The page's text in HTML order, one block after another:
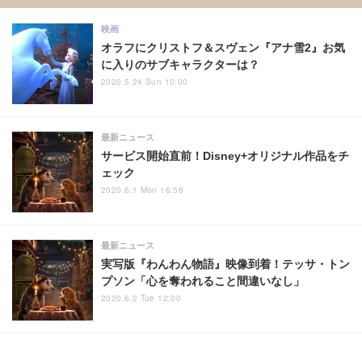
オラフにクリストフ＆スヴェン『アナ雪2』お気
に入りのサブキャラクターは？
映画
2020.5.24 Sun 10:00
サービス開始直前！Disney+オリジナル作品をチ
ェック
最新ニュース
2020.6.1 Mon 16:58
実写版『わんわん物語』映像到着！テッサ・トン
プソン「心を奪われること間違いなし」
最新ニュース
2020.6.2 Tue 12:00